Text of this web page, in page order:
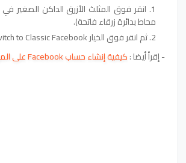
انقر فوق المثلث الأزرق الداكن الصغير
محاط بدائرة زرقاء فاتحة).
ثم انقر فوق الخيار Switch to Classic Facebook.
-إقرأ أيضا:كيفية إنشاء حساب Facebook على الموبايل للمبتدئين